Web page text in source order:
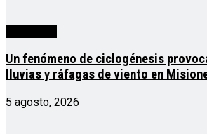
Un fenómeno de ciclogénesis
lluvias y ráfagas de viento en
5 agosto, 2026